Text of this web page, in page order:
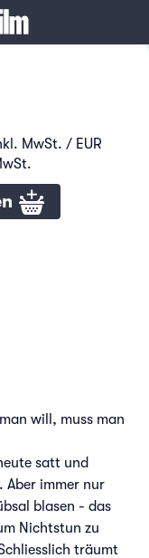
MwSt. / EUR
will, muss man
satt und
Aber immer nur
blasen - das
Nichtstun zu
träumt